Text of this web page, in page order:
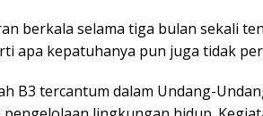
berkala selama tiga bulan sekali
apa kepatuhanya pun juga tidak
B3 tercantum dalam Undang-